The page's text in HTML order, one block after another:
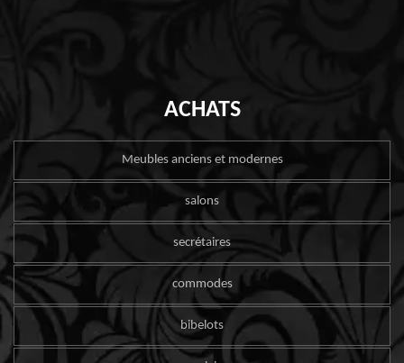
ACHATS
Meubles anciens et modernes
salons
secrétaires
commodes
bibelots